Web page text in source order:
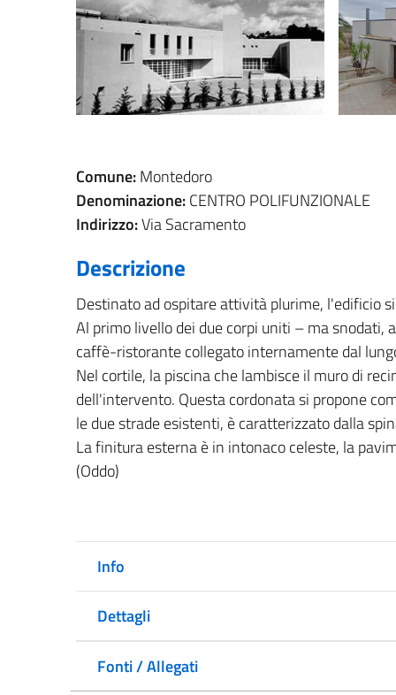
Comune:Montedoro
Denominazione:CENTRO POLIFUNZIONALE
Indirizzo:Via Sacramento
Descrizione
Destinato ad ospitare attività plurime, l'edificio
Al primo livello dei due corpi uniti – ma snodati,
caffè-ristorante collegato internamente dal
Nel cortile, la piscina che lambisce il muro di
dell'intervento. Questa cordonata si propone
le due strade esistenti, è caratterizzato dalla
La finitura esterna è in intonaco celeste, la
(Oddo)
Info
Dettagli
Fonti / Allegati